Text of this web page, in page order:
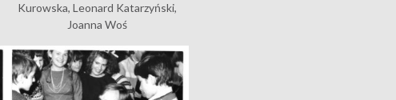
Kurowska, Leonard Katarzyński,
Joanna Woś